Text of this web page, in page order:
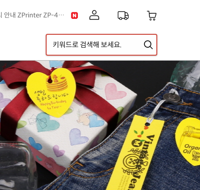
[공지] 고객센터 운영시간 및 내선번호 변경 안내
립아트 디자인 추가!
[디자인라벨 & 라벨스페이스 배경] 신규 디자인 추가!
[공지] 신제품 출시 안내 ZPrinter ZP-4121B